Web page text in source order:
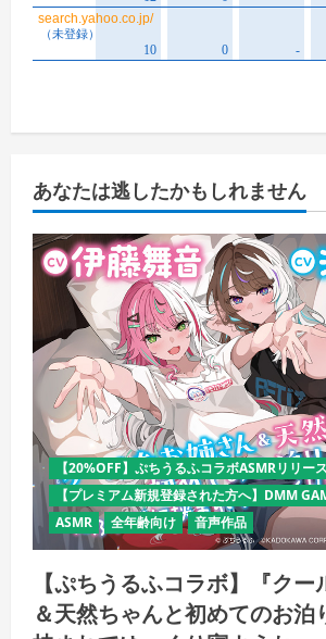
あなたは逃したかもしれません
【20%OFF】ぷちうるふコラボASMRリリー
【プレミアム新規登録された方へ】DMM
ASMR
全年齢向け 音声作品
【ぷちうるふコラボ】『ク
＆天然ちゃんと初めてのお泊